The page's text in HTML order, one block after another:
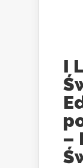
I
–